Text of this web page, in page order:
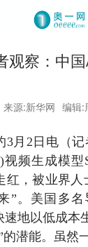
观察：中
来源:新华网 编辑:
2日电（记
频生成模型
红，被业界人
”。美国多
速地以低成本
的潜能。虽然